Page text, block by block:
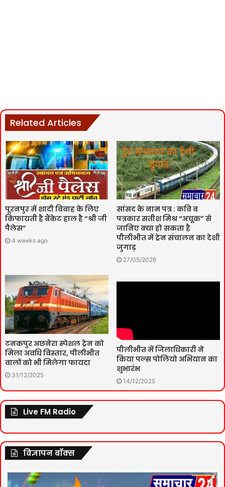
Related Articles
पूरनपुर में शादी विवाह के लिए
किफायती है बैंकेट हाल है “श्री जी
पैलेस”
4 weeks ago
सांसद के नाम पत्र : कवि व
पत्रकार सतीश मिश्र “अचूक” से
जानिए क्या हो सकता है
पीलीभीत में ट्रेन संचालन का देशी
जुगाड़
27/05/2026
टनकपुर अछनेरा स्पेशल ट्रेन को
मिला अवधि विस्तार, पीलीभीत
वालों को भी मिलेगा फायदा
31/12/2025
पीलीभीत में जिलाधिकारी ने
किया पल्स पोलियो अभियान का
शुभारंभ
14/12/2025
Live FM Radio
विज्ञापन बॉक्स